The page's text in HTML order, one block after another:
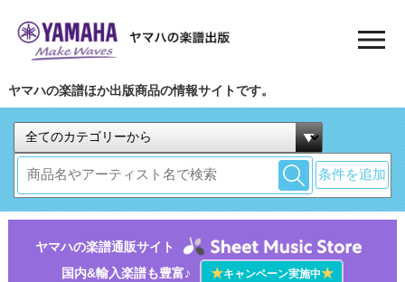
ヤマハの楽譜ほか出版商品の情報サイトです。
条件を追加
ヤマハの楽譜通販サイト
国内&輸入楽譜も豊富♪
★キャンペーン実施中★